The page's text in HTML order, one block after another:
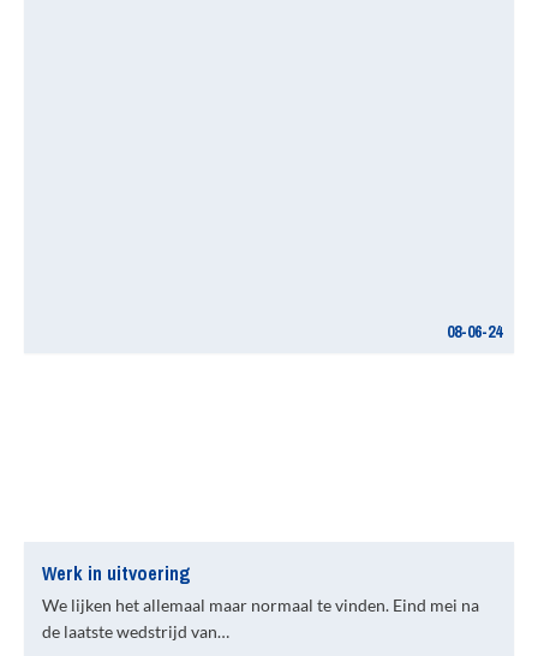
08-06-24
Werk in uitvoering
We lijken het allemaal maar normaal te vinden. Eind mei na
de laatste wedstrijd van…